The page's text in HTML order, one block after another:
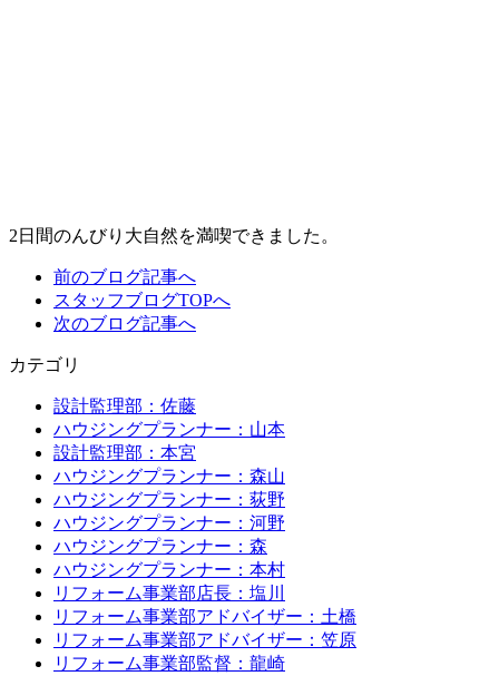
2日間のんびり大自然を満喫できました。
前のブログ記事へ
スタッフブログTOPへ
次のブログ記事へ
カテゴリ
設計監理部：佐藤
ハウジングプランナー：山本
設計監理部：本宮
ハウジングプランナー：森山
ハウジングプランナー：荻野
ハウジングプランナー：河野
ハウジングプランナー：森
ハウジングプランナー：本村
リフォーム事業部店長：塩川
リフォーム事業部アドバイザー：土橋
リフォーム事業部アドバイザー：笠原
リフォーム事業部監督：龍崎